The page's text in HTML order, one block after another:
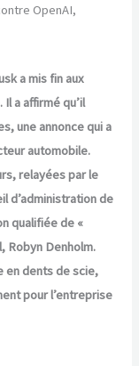
OpenAI,
a mis fin aux
a affirmé qu’il
une annonce qui a
automobile.
relayées par le
d’administration de
qualifiée de «
Robyn Denholm.
en dents de scie,
pour l’entreprise